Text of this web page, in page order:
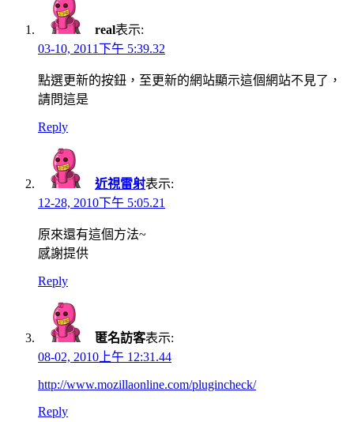
real表示:
03-10, 2011下午 5:39.32
點選更新的按鈕，至更新的網站顯示這個網站不見了，
請問這是
Reply
近視雷射表示:
12-28, 2010下午 5:05.21
原來還有這個方法~
感謝提供
Reply
匿名訪客表示:
08-02, 2010上午 12:31.44
http://www.mozillaonline.com/plugincheck/
Reply